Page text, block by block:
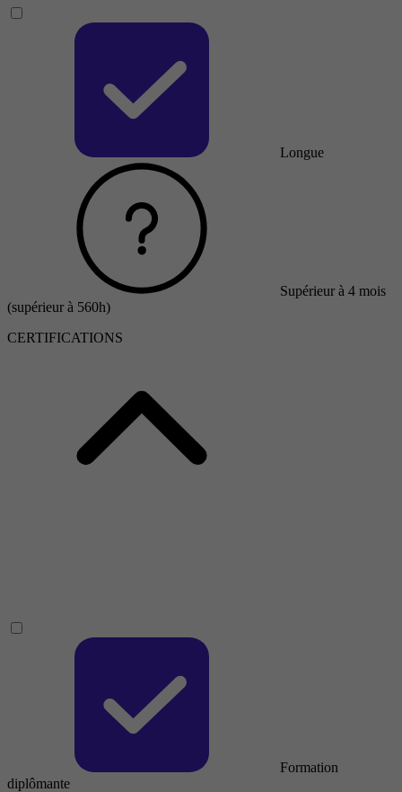
Longue
Supérieur à 4 mois
(supérieur à 560h)
CERTIFICATIONS
Formation
diplômante